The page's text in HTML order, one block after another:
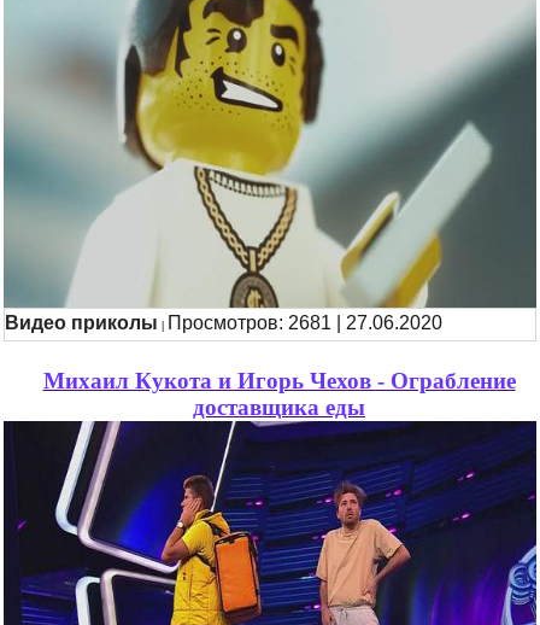
Видео приколы Просмотров: 2681 | 27.06.2020
Михаил Кукота и Игорь Чехов - Ограбление
доставщика еды